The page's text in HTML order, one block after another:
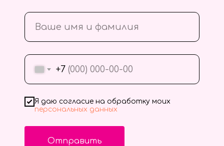
+7
Я даю согласие на обработку моих
персональных данных
Отправить